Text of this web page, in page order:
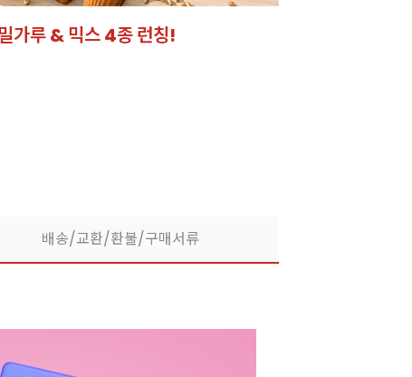
가루 & 믹스 4종 런칭!
배송/교환/환불/구매서류